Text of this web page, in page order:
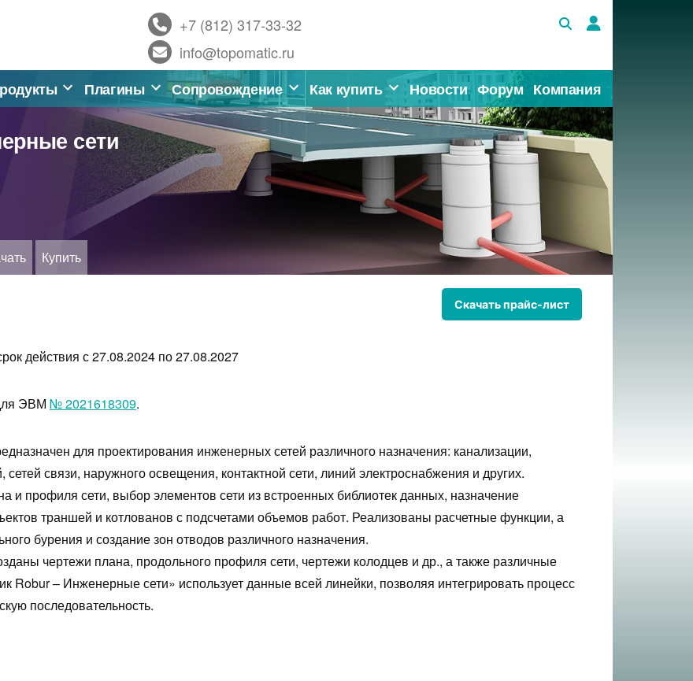
+7 (812) 317-33-32
info@topomatic.ru
Плагины Сопровождение Как купить Новости Форум Компания
сети
Купить
действия с 27.08.2024 по 27.08.2027
ЭВМ № 2021618309.
для проектирования инженерных сетей различного назначения: канализации,
связи, наружного освещения, контактной сети, линий электроснабжения и других.
и профиля сети, выбор элементов сети из встроенных библиотек данных, назначение
траншей и котлованов с подсчетами объемов работ. Реализованы расчетные функции, а
бурения и создание зон отводов различного назначения.
чертежи плана, продольного профиля сети, чертежи колодцев и др., а также различные
Robur – Инженерные сети» использует данные всей линейки, позволяя интегрировать процесс
последовательность.